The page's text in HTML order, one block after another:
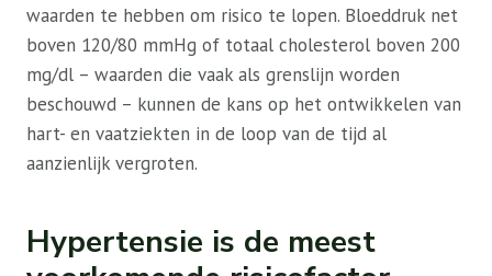
waarden te hebben om risico te lopen. Bloeddruk net
boven 120/80 mmHg of totaal cholesterol boven 200
mg/dl – waarden die vaak als grenslijn worden
beschouwd – kunnen de kans op het ontwikkelen van
hart- en vaatziekten in de loop van de tijd al
aanzienlijk vergroten.
Hypertensie is de meest